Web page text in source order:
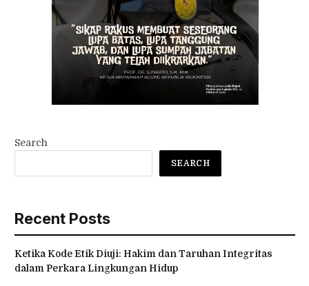
Search
SEARCH
Recent Posts
Ketika Kode Etik Diuji: Hakim dan Taruhan Integritas
dalam Perkara Lingkungan Hidup